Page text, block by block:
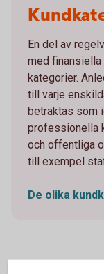
En del av
med
kategorier.
till varje
betraktas som
professionella
och offentliga
till exempel
De olika